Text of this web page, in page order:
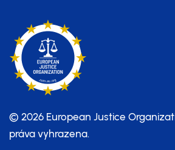
© 2026 European Justice
práva vyhrazena.